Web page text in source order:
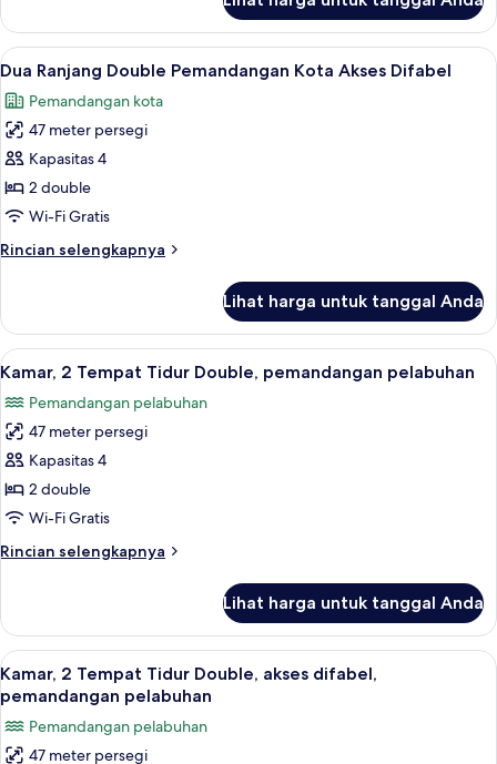
Satu
Ranjang
King
Pemandangan
Kota
Akses
Lihat
semua
foto
untuk
Dua
Ranjang
Double
Kota
5
Dua Ranjang Double Pemandangan Kota Akses Difabel
Pemandangan kota
47 meter persegi
Kapasitas 4
2 double
Wi-Fi Gratis
Rincian selengkapnya
Rincian
Dua
Ranjang
Double
Kota
Akses
Lihat harga untuk tanggal Anda
Lihat
semua
foto
untuk
Kamar,
2
Tempat
Double,
4
Kamar, 2 Tempat Tidur Double, pemandangan pelabuhan
Pemandangan pelabuhan
47 meter persegi
Kapasitas 4
2 double
Wi-Fi Gratis
Rincian selengkapnya
Rincian
Kamar,
Tempat
Tidur
Double,
pemandangan
pelabuhan
Lihat harga untuk tanggal Anda
Lihat
semua
foto
untuk
4
Kamar, 2 Tempat Tidur Double, akses difabel,
pemandangan pelabuhan
Pemandangan pelabuhan
47 meter persegi